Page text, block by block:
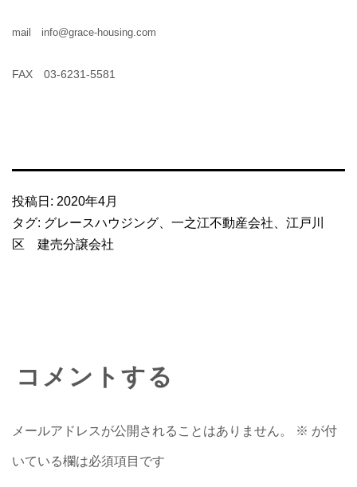
mail info@grace-housing.com
FAX 03-6231-5581
投稿日: 2020年4月
タグ: グレースハウジング 一之江不動産会社
江戸川
区 建売分譲会社
コメントする
メールアドレスが公開されることはありません。 ※ が付
いている欄は必須項目です